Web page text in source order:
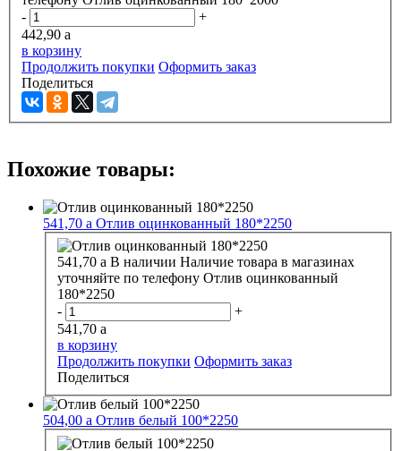
-
+
442,90 a
в корзину
Продолжить покупки Оформить заказ
Поделиться
Похожие товары:
541,70 a Отлив оцинкованный 180*2250
541,70 a В наличии Наличие товара в магазинах
уточняйте по телефону Отлив оцинкованный
180*2250
-
+
541,70 a
в корзину
Продолжить покупки Оформить заказ
Поделиться
504,00 a Отлив белый 100*2250